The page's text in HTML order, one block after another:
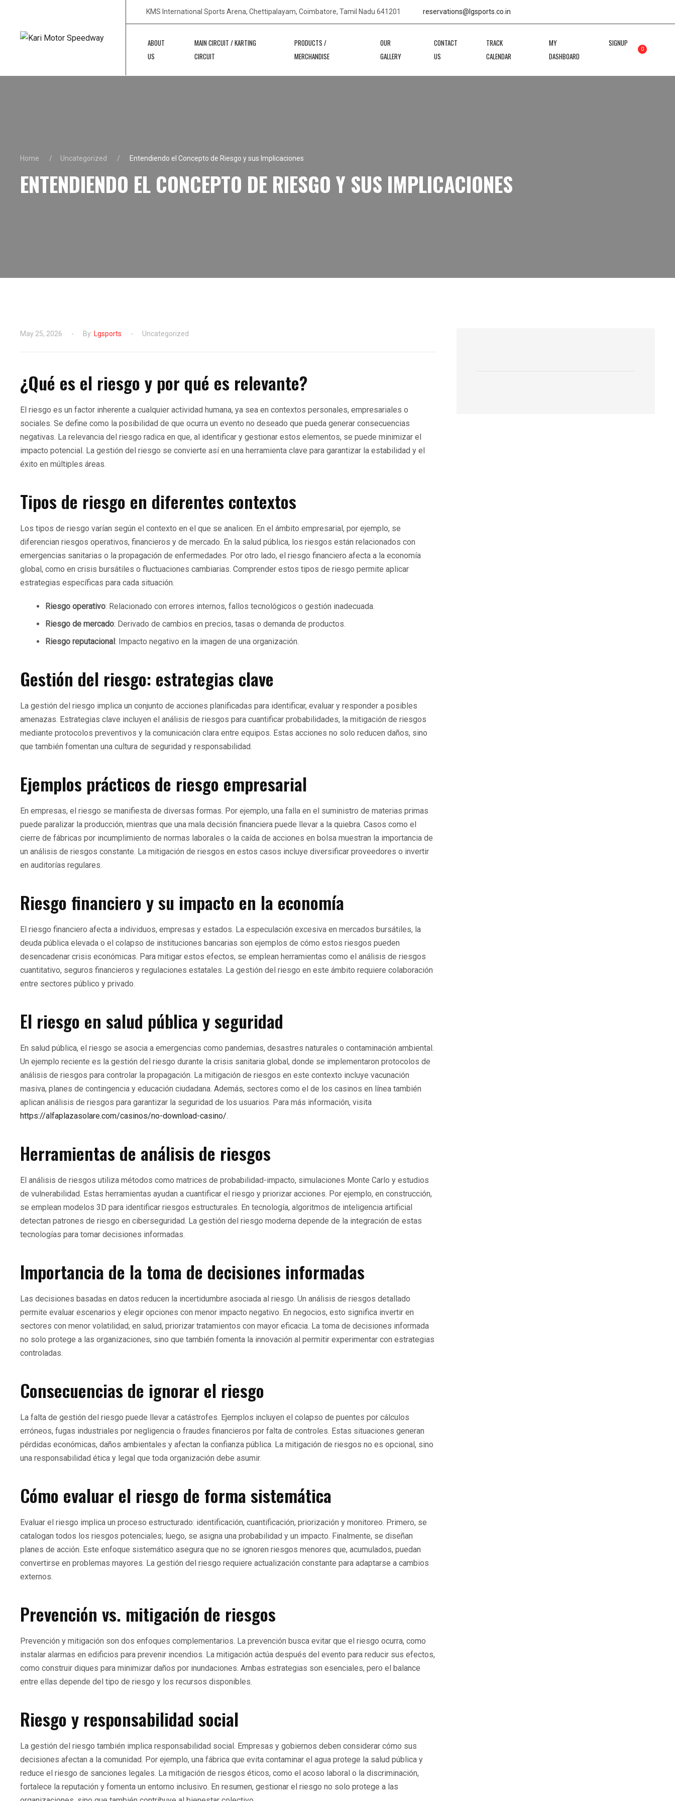
KMS International Sports Arena, Chettipalayam, Coimbatore, Tamil Nadu 641201 reservations@lgsports.co.in
ABOUT
US
MAIN CIRCUIT / KARTING
CIRCUIT
PRODUCTS /
MERCHANDISE
OUR
GALLERY
CONTACT
US
TRACK
CALENDAR
MY
DASHBOARD
SIGNUP
0
Home Uncategorized Entendiendo el Concepto de Riesgo y sus Implicaciones
ENTENDIENDO EL CONCEPTO DE RIESGO Y SUS IMPLICACIONES
May 25, 2026 By: Lgsports Uncategorized
¿Qué es el riesgo y por qué es relevante?
El riesgo es un factor inherente a cualquier actividad humana, ya sea en contextos personales, empresariales o
sociales. Se define como la posibilidad de que ocurra un evento no deseado que pueda generar consecuencias
negativas. La relevancia del riesgo radica en que, al identificar y gestionar estos elementos, se puede minimizar el
impacto potencial. La gestión del riesgo se convierte así en una herramienta clave para garantizar la estabilidad y el
éxito en múltiples áreas.
Tipos de riesgo en diferentes contextos
Los tipos de riesgo varían según el contexto en el que se analicen. En el ámbito empresarial, por ejemplo, se
diferencian riesgos operativos, financieros y de mercado. En la salud pública, los riesgos están relacionados con
emergencias sanitarias o la propagación de enfermedades. Por otro lado, el riesgo financiero afecta a la economía
global, como en crisis bursátiles o fluctuaciones cambiarias. Comprender estos tipos de riesgo permite aplicar
estrategias específicas para cada situación.
Riesgo operativo: Relacionado con errores internos, fallos tecnológicos o gestión inadecuada.
Riesgo de mercado: Derivado de cambios en precios, tasas o demanda de productos.
Riesgo reputacional: Impacto negativo en la imagen de una organización.
Gestión del riesgo: estrategias clave
La gestión del riesgo implica un conjunto de acciones planificadas para identificar, evaluar y responder a posibles
amenazas. Estrategias clave incluyen el análisis de riesgos para cuantificar probabilidades, la mitigación de riesgos
mediante protocolos preventivos y la comunicación clara entre equipos. Estas acciones no solo reducen daños, sino
que también fomentan una cultura de seguridad y responsabilidad.
Ejemplos prácticos de riesgo empresarial
En empresas, el riesgo se manifiesta de diversas formas. Por ejemplo, una falla en el suministro de materias primas
puede paralizar la producción, mientras que una mala decisión financiera puede llevar a la quiebra. Casos como el
cierre de fábricas por incumplimiento de normas laborales o la caída de acciones en bolsa muestran la importancia de
un análisis de riesgos constante. La mitigación de riesgos en estos casos incluye diversificar proveedores o invertir
en auditorías regulares.
Riesgo financiero y su impacto en la economía
El riesgo financiero afecta a individuos, empresas y estados. La especulación excesiva en mercados bursátiles, la
deuda pública elevada o el colapso de instituciones bancarias son ejemplos de cómo estos riesgos pueden
desencadenar crisis económicas. Para mitigar estos efectos, se emplean herramientas como el análisis de riesgos
cuantitativo, seguros financieros y regulaciones estatales. La gestión del riesgo en este ámbito requiere colaboración
entre sectores público y privado.
El riesgo en salud pública y seguridad
En salud pública, el riesgo se asocia a emergencias como pandemias, desastres naturales o contaminación ambiental.
Un ejemplo reciente es la gestión del riesgo durante la crisis sanitaria global, donde se implementaron protocolos de
análisis de riesgos para controlar la propagación. La mitigación de riesgos en este contexto incluye vacunación
masiva, planes de contingencia y educación ciudadana. Además, sectores como el de los casinos en línea también
aplican análisis de riesgos para garantizar la seguridad de los usuarios. Para más información, visita
https://alfaplazasolare.com/casinos/no-download-casino/.
Herramientas de análisis de riesgos
El análisis de riesgos utiliza métodos como matrices de probabilidad-impacto, simulaciones Monte Carlo y estudios
de vulnerabilidad. Estas herramientas ayudan a cuantificar el riesgo y priorizar acciones. Por ejemplo, en construcción,
se emplean modelos 3D para identificar riesgos estructurales. En tecnología, algoritmos de inteligencia artificial
detectan patrones de riesgo en ciberseguridad. La gestión del riesgo moderna depende de la integración de estas
tecnologías para tomar decisiones informadas.
Importancia de la toma de decisiones informadas
Las decisiones basadas en datos reducen la incertidumbre asociada al riesgo. Un análisis de riesgos detallado
permite evaluar escenarios y elegir opciones con menor impacto negativo. En negocios, esto significa invertir en
sectores con menor volatilidad; en salud, priorizar tratamientos con mayor eficacia. La toma de decisiones informada
no solo protege a las organizaciones, sino que también fomenta la innovación al permitir experimentar con estrategias
controladas.
Consecuencias de ignorar el riesgo
La falta de gestión del riesgo puede llevar a catástrofes. Ejemplos incluyen el colapso de puentes por cálculos
erróneos, fugas industriales por negligencia o fraudes financieros por falta de controles. Estas situaciones generan
pérdidas económicas, daños ambientales y afectan la confianza pública. La mitigación de riesgos no es opcional, sino
una responsabilidad ética y legal que toda organización debe asumir.
Cómo evaluar el riesgo de forma sistemática
Evaluar el riesgo implica un proceso estructurado: identificación, cuantificación, priorización y monitoreo. Primero, se
catalogan todos los riesgos potenciales; luego, se asigna una probabilidad y un impacto. Finalmente, se diseñan
planes de acción. Este enfoque sistemático asegura que no se ignoren riesgos menores que, acumulados, puedan
convertirse en problemas mayores. La gestión del riesgo requiere actualización constante para adaptarse a cambios
externos.
Prevención vs. mitigación de riesgos
Prevención y mitigación son dos enfoques complementarios. La prevención busca evitar que el riesgo ocurra, como
instalar alarmas en edificios para prevenir incendios. La mitigación actúa después del evento para reducir sus efectos,
como construir diques para minimizar daños por inundaciones. Ambas estrategias son esenciales, pero el balance
entre ellas depende del tipo de riesgo y los recursos disponibles.
Riesgo y responsabilidad social
La gestión del riesgo también implica responsabilidad social. Empresas y gobiernos deben considerar cómo sus
decisiones afectan a la comunidad. Por ejemplo, una fábrica que evita contaminar el agua protege la salud pública y
reduce el riesgo de sanciones legales. La mitigación de riesgos éticos, como el acoso laboral o la discriminación,
fortalece la reputación y fomenta un entorno inclusivo. En resumen, gestionar el riesgo no solo protege a las